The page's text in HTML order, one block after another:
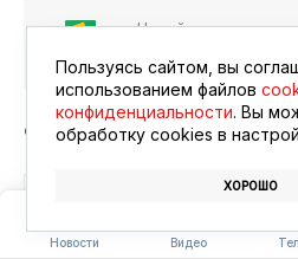
Новости Видео
Читайте в ленте
АФИША
Пользуясь сайтом, вы
использованием файлов
конфиденциальности. Вы
обработку сookies в
ХОРОШО